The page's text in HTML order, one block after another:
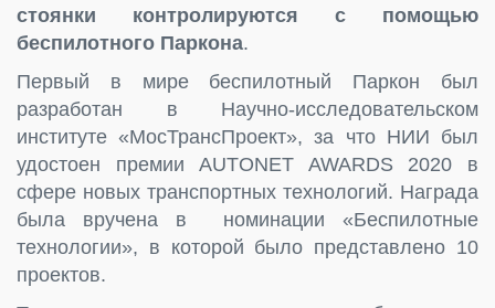
стоянки контролируются с помощью
беспилотного Паркона.
Первый в мире беспилотный Паркон был
разработан в Научно-исследовательском
институте «МосТрансПроект», за что НИИ был
удостоен премии AUTONET AWARDS 2020 в
сфере новых транспортных технологий. Награда
была вручена в номинации «Беспилотные
технологии», в которой было представлено 10
проектов.